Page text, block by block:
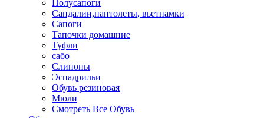
Полусапоги
Сандалии,пантолеты, вьетнамки
Сапоги
Тапочки домашние
Туфли
сабо
Слипоны
Эспадрильи
Обувь резиновая
Мюли
Смотреть Все Обувь